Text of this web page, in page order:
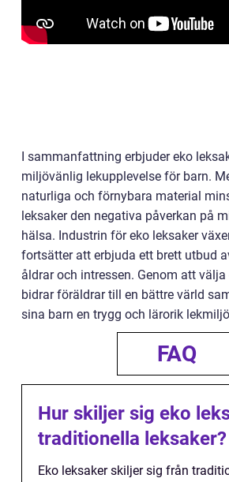
I sammanfattning erbjuder eko
miljövänlig lekupplevelse för barn.
naturliga och förnybara material
leksaker den negativa påverkan på
hälsa. Industrin för eko leksaker
fortsätter att erbjuda ett brett utbud
åldrar och intressen. Genom att välja
bidrar föräldrar till en bättre värld
sina barn en trygg och lärorik
FAQ
Hur skiljer sig eko
traditionella leksaker?
Eko leksaker skiljer sig från